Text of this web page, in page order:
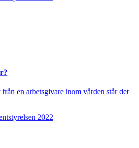
en arbetsgivare inom vården står det